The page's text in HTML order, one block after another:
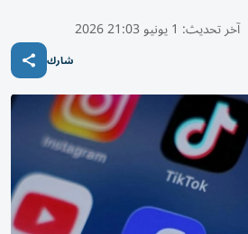
آخر تحديث: 1 يونيو 21:03 2026
شارك